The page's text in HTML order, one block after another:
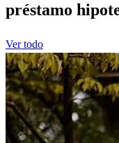
préstamo
Ver todo